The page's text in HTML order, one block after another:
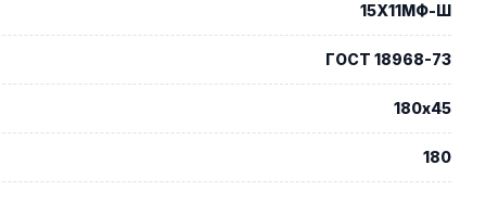
15Х11МФ-Ш
ГОСТ 18968-73
180х45
180